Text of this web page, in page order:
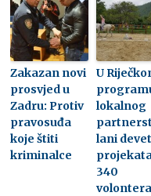
Zakazan novi
prosvjed u
Zadru: Protiv
pravosuđa
koje štiti
kriminalce
U
lokalnog
lani devet
340
volontera